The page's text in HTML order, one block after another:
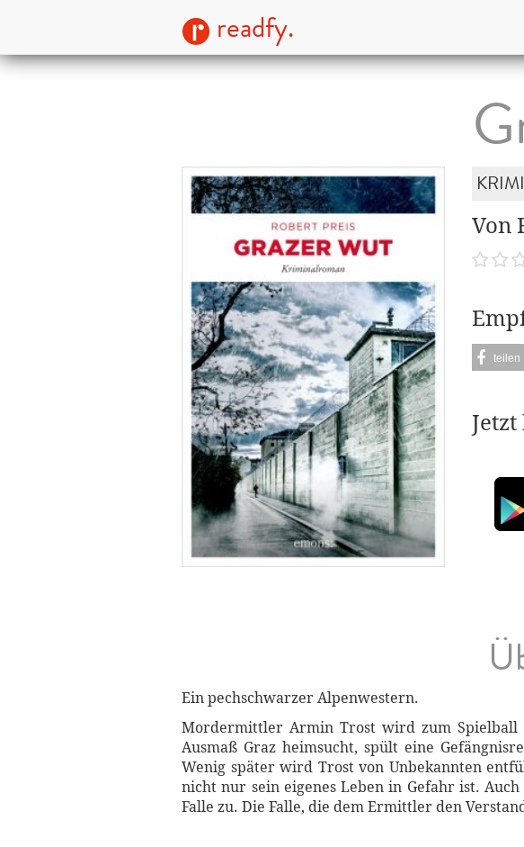
readfy.
Von
teilen
Ein pechschwarzer Alpenwestern.
Mordermittler Armin Trost wird zum Spielball
Ausmaß Graz heimsucht, spült eine
Wenig später wird Trost von Unbekannten
nicht nur sein eigenes Leben in Gefahr ist.
Falle zu. Die Falle, die dem Ermittler den